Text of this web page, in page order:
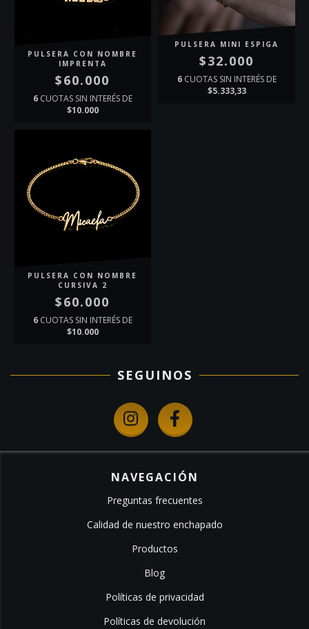
PULSERA CON NOMBRE
IMPRENTA
$60.000
6 CUOTAS SIN INTERÉS DE
$10.000
PULSERA MINI ESPIGA
$32.000
6 CUOTAS SIN INTERÉS DE
$5.333,33
PULSERA CON NOMBRE
CURSIVA 2
$60.000
6 CUOTAS SIN INTERÉS DE
$10.000
SEGUINOS
NAVEGACIÓN
Preguntas frecuentes
Calidad de nuestro enchapado
Productos
Blog
Políticas de privacidad
Políticas de devolución